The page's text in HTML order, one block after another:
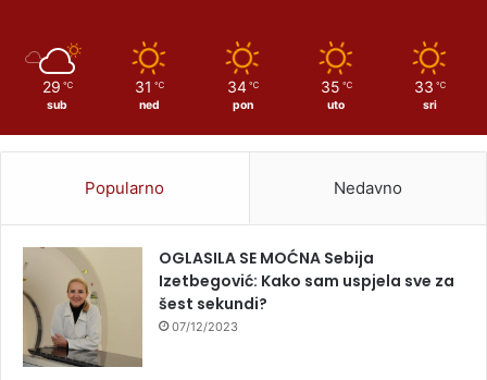
29 ℃
sub
31 ℃
ned
34 ℃
pon
35 ℃
uto
33 ℃
sri
Popularno Nedavno
OGLASILA SE MOĆNA Sebija
Izetbegović: Kako sam uspjela sve za
šest sekundi?
07/12/2023